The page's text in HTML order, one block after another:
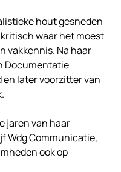
hout gesneden
waar het moest
vakkennis. Na haar
Documentatie
en later voorzitter van
jaren van haar
Wdg Communicatie,
ook op